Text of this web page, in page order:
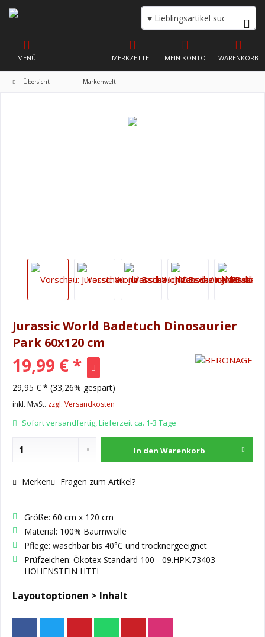
WARENKORB
MERKZETTEL MEIN KONTO
MENÜ
Übersicht Markenwelt
Jurassic World Badetuch Dinosaurier
Park 60x120 cm
19,99 € *
29,95 € * (33,26% gespart)
inkl. MwSt. zzgl. Versandkosten
Sofort versandfertig, Lieferzeit ca. 1-3 Tage
In den Warenkorb
Merken Fragen zum Artikel?
Größe: 60 cm x 120 cm
Material: 100% Baumwolle
Pflege: waschbar bis 40°C und trocknergeeignet
Prüfzeichen: Ökotex Standard 100 - 09.HPK.73403
HOHENSTEIN HTTI
Layoutoptionen > Inhalt